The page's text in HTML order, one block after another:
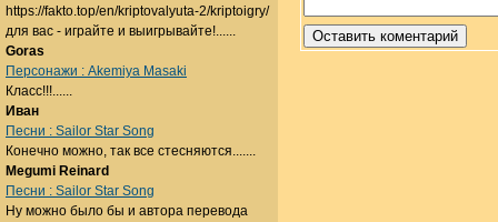
https://fakto.top/en/kriptovalyuta-2/kriptoigry/
для вас - играйте и выигрывайте!......
Goras
Персонажи : Akemiya Masaki
Класс!!!......
Иван
Песни : Sailor Star Song
Конечно можно, так все стесняются.......
Megumi Reinard
Песни : Sailor Star Song
Ну можно было бы и автора перевода